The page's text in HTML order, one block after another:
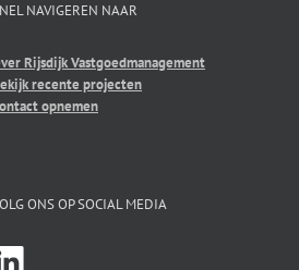
NAVIGEREN NAAR
Rijsdijk Vastgoedmanagement
recente projecten
opnemen
ONS OP SOCIAL MEDIA